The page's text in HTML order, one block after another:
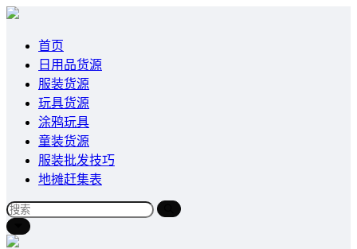
首页
日用品货源
服装货源
玩具货源
涂鸦玩具
童装货源
服装批发技巧
地摊赶集表